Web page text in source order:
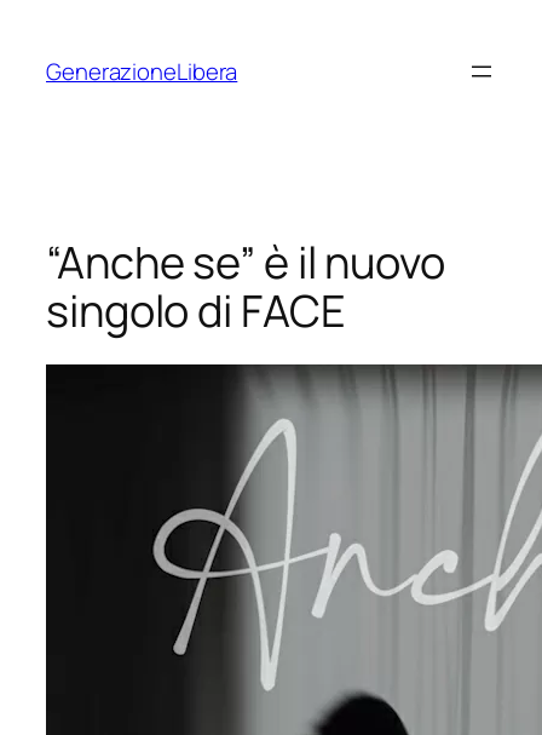
contenuto
GenerazioneLibera
“Anche se” è il nuovo
singolo di FACE